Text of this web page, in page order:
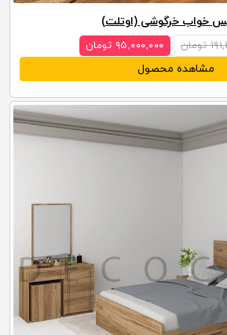
خواب خرگوشی (اوتلت)
۹۵,۰۰۰,۰۰۰ تومان
مشاهده محصول